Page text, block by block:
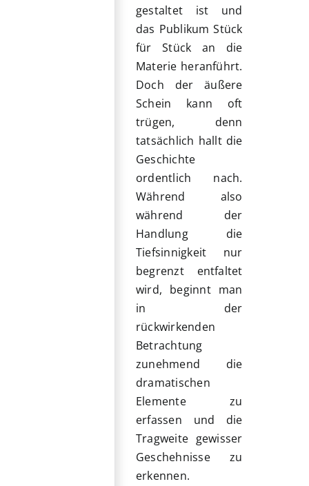
gestaltet ist und
das Publikum Stück
für Stück an die
Materie heranführt.
Doch der äußere
Schein kann oft
trügen, denn
tatsächlich hallt die
Geschichte
ordentlich nach.
Während also
während der
Handlung die
Tiefsinnigkeit nur
begrenzt entfaltet
wird, beginnt man
in der
rückwirkenden
Betrachtung
zunehmend die
dramatischen
Elemente zu
erfassen und die
Tragweite gewisser
Geschehnisse zu
erkennen.